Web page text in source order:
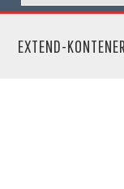
EXTEND-